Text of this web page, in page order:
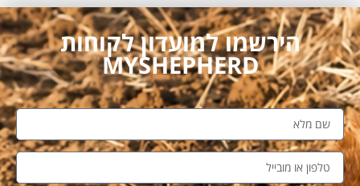
הירשמו למועדון לקוחות
MYSHEPHERD